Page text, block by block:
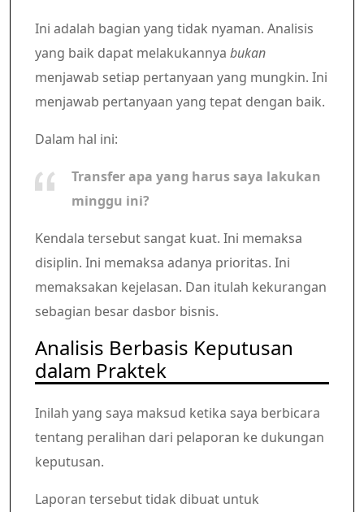
Ini adalah bagian yang tidak nyaman. Analisis
yang baik dapat melakukannya bukan
menjawab setiap pertanyaan yang mungkin. Ini
menjawab pertanyaan yang tepat dengan baik.
Dalam hal ini:
Transfer apa yang harus saya lakukan
minggu ini?
Kendala tersebut sangat kuat. Ini memaksa
disiplin. Ini memaksa adanya prioritas. Ini
memaksakan kejelasan. Dan itulah kekurangan
sebagian besar dasbor bisnis.
Analisis Berbasis Keputusan
dalam Praktek
Inilah yang saya maksud ketika saya berbicara
tentang peralihan dari pelaporan ke dukungan
keputusan.
Laporan tersebut tidak dibuat untuk